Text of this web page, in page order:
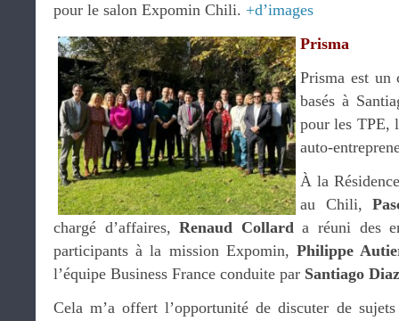
pour le salon Expomin Chili. +d’images
Prisma
Prisma est un
basés à
pour les TPE,
auto-
À la
au Chili,
chargé d’affaires,Renaud Collarda réuni des
participants à la mission Expomin,Philippe
l’équipe Business France conduite par Santiago
Cela m’a offert l’opportunité de discuter de